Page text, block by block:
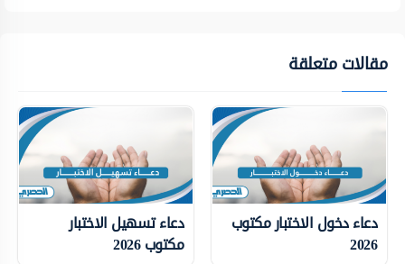
مقالات متعلقة
دعاء دخول الاختبار مكتوب
2026
دعاء تسهيل الاختبار
مكتوب 2026